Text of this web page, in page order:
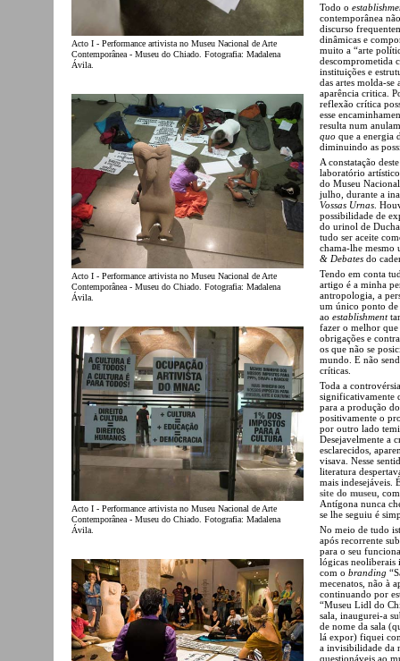
Acto I - Performance artivista no Museu Nacional de Arte
Contemporânea - Museu do Chiado. Fotografia: Madalena
Ávila.
Acto I - Performance artivista no Museu Nacional de Arte
Contemporânea - Museu do Chiado. Fotografia: Madalena
Ávila.
Acto I - Performance artivista no Museu Nacional de Arte
Contemporânea - Museu do Chiado. Fotografia: Madalena
Ávila.
Todo o
contemporânea
discurso
dinâmicas e
muito a “arte
descomprometida
instituições e
das artes molda-
aparência critica.
reflexão crítica
esse
resulta num
quo que a energia
diminuindo as
A constatação
laboratório
do Museu
julho, durante a
Vossas Urnas .
possibilidade de
do urinol de
tudo ser aceite
chama-lhe mesmo
& Debates do
Tendo em conta
artigo é a minha
antropologia, a
um único ponto de
ao establishment
fazer o melhor
obrigações e
os que não se
mundo. E não
críticas.
Toda a
significativamente
para a produção
positivamente o
por outro lado
Desejavelmente a
esclarecidos,
visava. Nesse
literatura
mais indesejáveis.
site do museu ,
Antígona nunca
se lhe seguiu é
No meio de tudo
após recorrente
para o seu
lógicas neoliberais
com o branding
mecenatos, não à
continuando por
“Museu Lidl do
sala, inaugurei-a
de nome da sala
lá expor) fiquei
a invisibilidade da
questionáveis ao